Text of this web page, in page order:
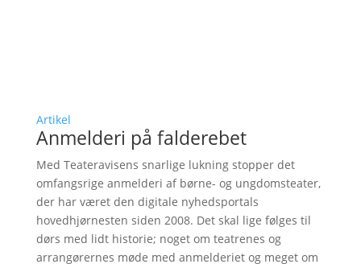
Artikel
Anmelderi på falderebet
Med Teateravisens snarlige lukning stopper det
omfangsrige anmelderi af børne- og ungdomsteater,
der har været den digitale nyhedsportals
hovedhjørnesten siden 2008. Det skal lige følges til
dørs med lidt historie; noget om teatrenes og
arrangørernes møde med anmelderiet og meget om